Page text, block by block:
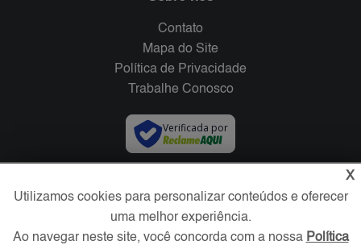
Contato
Mapa do Site
Política de Privacidade
Trabalhe Conosco
Verificada por
X
Utilizamos cookies para personalizar conteúdos e oferecer
uma melhor experiência.
Ao navegar neste site, você concorda com a nossa Política